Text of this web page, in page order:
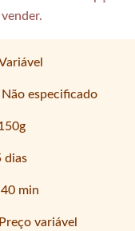
Não especificado
dias
40 min
Preço variável